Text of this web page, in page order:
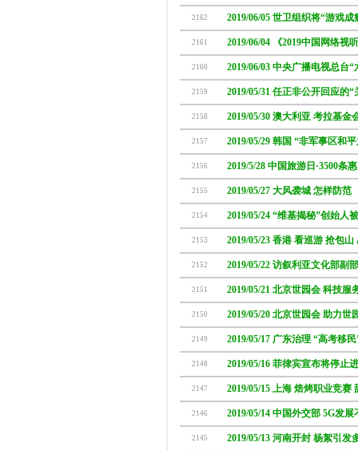
2162 2019/06/05 世卫组织将“游戏
2161 2019/06/04 《2019中国网络视
2160 2019/06/03 中央广播电视总台
2159 2019/05/31 任正非公开回应的
2158 2019/05/30 澳大利亚 考拉基
2157 2019/05/29 韩国 “非军事区和
2156 2019/5/28 中国旅游日·3500条
2155 2019/05/27 大风袭城 怎样防范
2154 2019/05/24 “维基揭秘”创始人
2153 2019/05/23 香港 看巡游 抢包
2152 2019/05/22 访叙利亚文化部副
2151 2019/05/21 北京世园会 科技服
2150 2019/05/20 北京世园会 助力世
2149 2019/05/17 广东治理 “高考移
2148 2019/05/16 菲律宾宣布将停止
2147 2019/05/15 上海 焙烤职业竞赛
2146 2019/05/14 中国外交部 5G发
2145 2019/05/13 河南开封 杨絮引发